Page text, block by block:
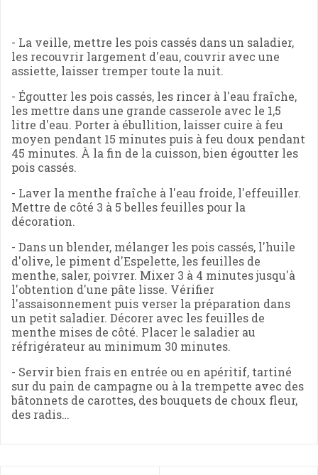
- La veille, mettre les pois cassés dans un saladier,
les recouvrir largement d'eau, couvrir avec une
assiette, laisser tremper toute la nuit.
- Égoutter les pois cassés, les rincer à l'eau fraîche,
les mettre dans une grande casserole avec le 1,5
litre d'eau. Porter à ébullition, laisser cuire à feu
moyen pendant 15 minutes puis à feu doux pendant
45 minutes. À la fin de la cuisson, bien égoutter les
pois cassés.
- Laver la menthe fraîche à l'eau froide, l'effeuiller.
Mettre de côté 3 à 5 belles feuilles pour la
décoration.
- Dans un blender, mélanger les pois cassés, l'huile
d'olive, le piment d'Espelette, les feuilles de
menthe, saler, poivrer. Mixer 3 à 4 minutes jusqu'à
l'obtention d'une pâte lisse. Vérifier
l'assaisonnement puis verser la préparation dans
un petit saladier. Décorer avec les feuilles de
menthe mises de côté. Placer le saladier au
réfrigérateur au minimum 30 minutes.
- Servir bien frais en entrée ou en apéritif, tartiné
sur du pain de campagne ou à la trempette avec des
bâtonnets de carottes, des bouquets de choux fleur,
des radis…